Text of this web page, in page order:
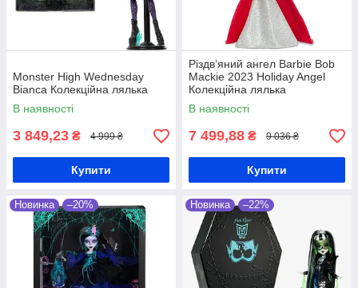
Monster High Wednesday
Bianca Колекційна лялька
В наявності
3 849,23 ₴ 4 999 ₴
Купити
Різдвʼяний ангел Barbie Bob
Mackie 2023 Holiday Angel
Колекційна лялька
В наявності
7 499,88 ₴ 9 036 ₴
Купити
Новинка –20% Новинка –22%